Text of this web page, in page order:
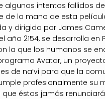
algunos intentos fallidos
de la mano de esta
y dirigida por James
año 2154, se desarrolla
la que los humanos se
Avatar, un
de na’vi para que la
profesionalmente su
éstos jamás